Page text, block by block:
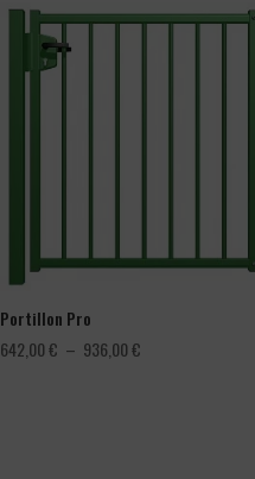
Portillon Pro
642,00€ – 936,00€